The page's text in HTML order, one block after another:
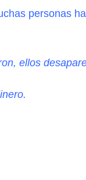
personas
ellos